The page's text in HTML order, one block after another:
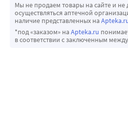
Мы не продаем товары на сайте и не
осуществляться аптечной
наличие представленных на
*под «заказом» на Apteka.ru
в соответствии с заключенным